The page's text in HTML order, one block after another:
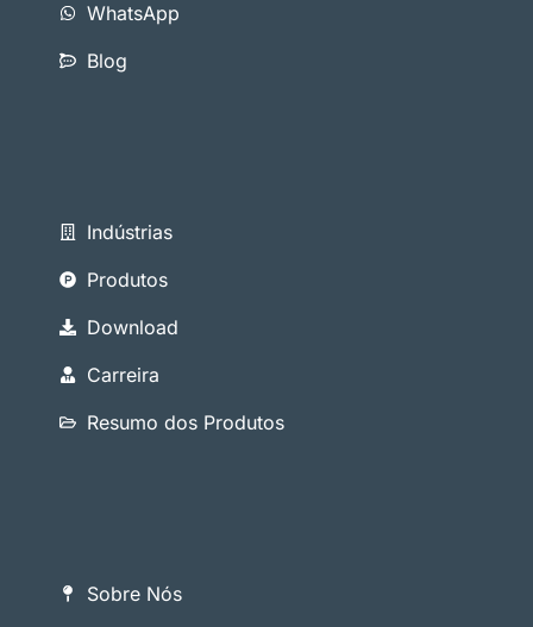
WhatsApp
Blog
Indústrias
Produtos
Download
Carreira
Resumo dos Produtos
Sobre Nós